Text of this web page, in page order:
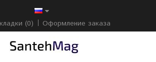
(0) Оформление заказа